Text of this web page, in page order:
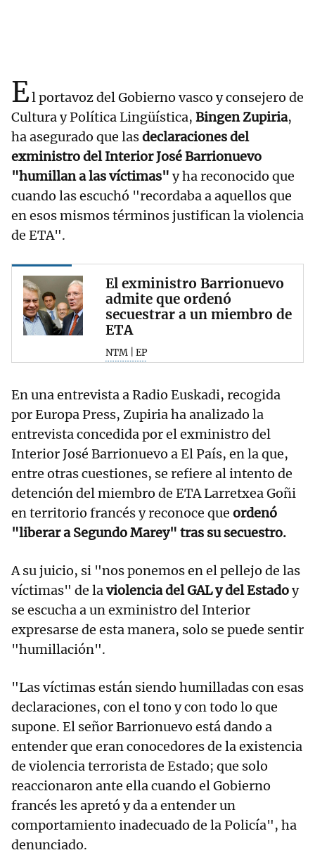
El portavoz del Gobierno vasco y consejero de
Cultura y Política Lingüística, Bingen Zupiria,
ha asegurado que lasdeclaraciones del
exministro del Interior José Barrionuevo
"humillan a las víctimas" y ha reconocido que
cuando las escuchó "recordaba a aquellos que
en esos mismos términos justifican la violencia
de ETA".
El exministro Barrionuevo
admite que ordenó
secuestrar a un miembro de
ETA
NTM | EP
En una entrevista a Radio Euskadi, recogida
por Europa Press, Zupiria ha analizado la
entrevista concedida por el exministro del
Interior José Barrionuevo a El País, en la que,
entre otras cuestiones, se refiere al intento de
detención del miembro de ETA Larretxea Goñi
en territorio francés y reconoce que ordenó
"liberar a Segundo Marey" tras su secuestro.
A su juicio, si "nos ponemos en el pellejo de las
víctimas" de laviolencia del GAL y del Estadoy
se escucha a un exministro del Interior
expresarse de esta manera, solo se puede sentir
"humillación".
"Las víctimas están siendo humilladas con esas
declaraciones, con el tono y con todo lo que
supone. El señor Barrionuevo está dando a
entender que eran conocedores de la existencia
de violencia terrorista de Estado; que solo
reaccionaron ante ella cuando el Gobierno
francés les apretó y da a entender un
comportamiento inadecuado de la Policía", ha
denunciado.